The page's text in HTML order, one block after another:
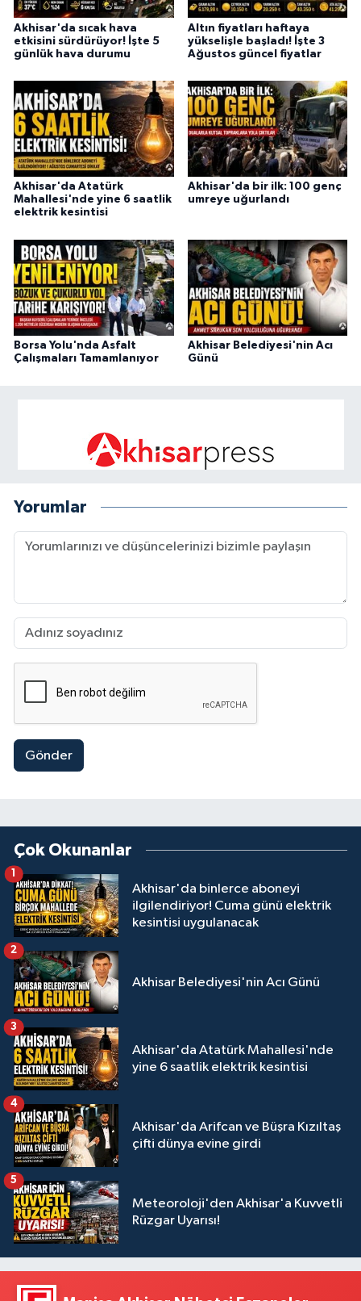
Akhisar'da sıcak hava
etkisini sürdürüyor! İşte 5
günlük hava durumu
Altın fiyatları haftaya
yükselişle başladı! İşte 3
Ağustos güncel fiyatlar
Akhisar'da Atatürk
Mahallesi'nde yine 6 saatlik
elektrik kesintisi
Akhisar'da bir ilk: 100 genç
umreye uğurlandı
Borsa Yolu'nda Asfalt
Çalışmaları Tamamlanıyor
Akhisar Belediyesi'nin Acı
Günü
Yorumlar
Gönder
Çok Okunanlar
Akhisar'da binlerce aboneyi
ilgilendiriyor! Cuma günü elektrik
kesintisi uygulanacak
1
Akhisar Belediyesi'nin Acı Günü
2
Akhisar'da Atatürk Mahallesi'nde
yine 6 saatlik elektrik kesintisi
3
Akhisar'da Arifcan ve Büşra Kızıltaş
çifti dünya evine girdi
4
Meteoroloji'den Akhisar'a Kuvvetli
Rüzgar Uyarısı!
5